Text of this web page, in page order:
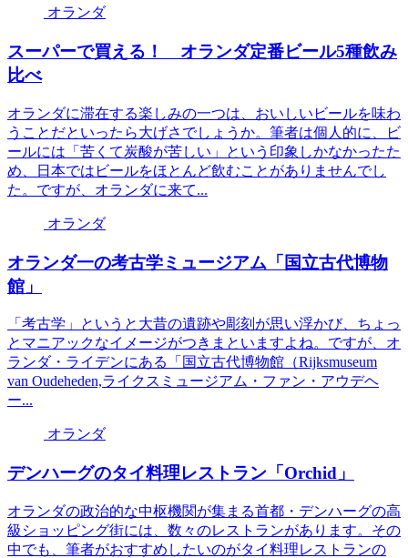
オランダ
スーパーで買える！ オランダ定番ビール5種飲み
比べ
オランダに滞在する楽しみの一つは、おいしいビールを味わ
うことだといったら大げさでしょうか。筆者は個人的に、ビ
ールには「苦くて炭酸が苦しい」という印象しかなかったた
め、日本ではビールをほとんど飲むことがありませんでし
た。ですが、オランダに来て...
オランダ
オランダ一の考古学ミュージアム「国立古代博物
館」
「考古学」というと大昔の遺跡や彫刻が思い浮かび、ちょっ
とマニアックなイメージがつきまといますよね。ですが、オ
ランダ・ライデンにある「国立古代博物館（Rijksmuseum
van Oudeheden,ライクスミュージアム・ファン・アウデヘ
ー...
オランダ
デンハーグのタイ料理レストラン「Orchid」
オランダの政治的な中枢機関が集まる首都・デンハーグの高
級ショッピング街には、数々のレストランがあります。その
中でも、筆者がおすすめしたいのがタイ料理レストランの